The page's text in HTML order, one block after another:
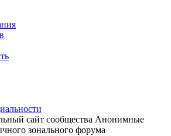
сайт сообщества Анонимные
зонального форума